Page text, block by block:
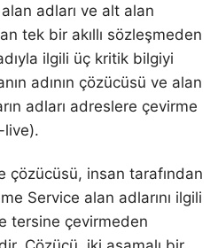
alan adları ve alt alan
tek bir akıllı sözleşmeden
ilgili üç kritik bilgiyi
adının çözücüsü ve alan
adları adreslere çevirme
live).
çözücüsü, insan tarafından
Service alan adlarını ilgili
tersine çevirmeden